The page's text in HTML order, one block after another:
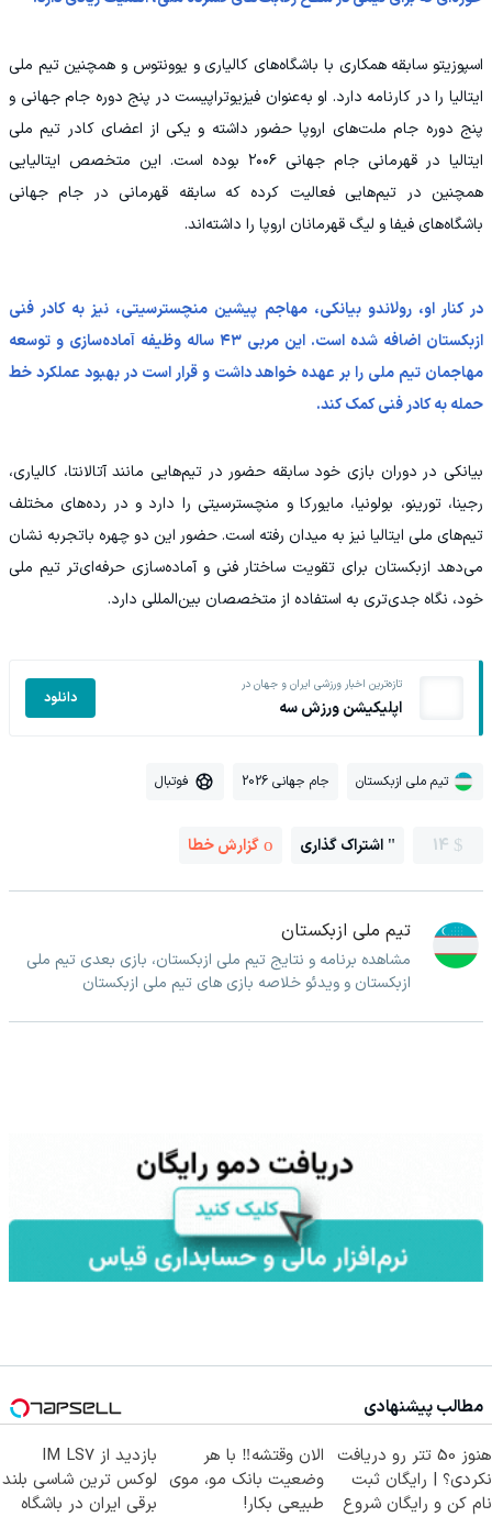
اسپوزیتو سابقه همکاری با باشگاه‌های کالیاری و یوونتوس و همچنین تیم ملی
ایتالیا را در کارنامه دارد. او به‌عنوان فیزیوتراپیست در پنج دوره جام جهانی و
پنج دوره جام ملت‌های اروپا حضور داشته و یکی از اعضای کادر تیم ملی
ایتالیا در قهرمانی جام جهانی ۲۰۰۶ بوده است. این متخصص ایتالیایی
همچنین در تیم‌هایی فعالیت کرده که سابقه قهرمانی در جام جهانی
باشگاه‌های فیفا و لیگ قهرمانان اروپا را داشته‌اند.
در کنار او، رولاندو بیانکی، مهاجم پیشین منچسترسیتی، نیز به کادر فنی
ازبکستان اضافه شده است. این مربی ۴۳ ساله وظیفه آماده‌سازی و توسعه
مهاجمان تیم ملی را بر عهده خواهد داشت و قرار است در بهبود عملکرد خط
حمله به کادر فنی کمک کند.
بیانکی در دوران بازی خود سابقه حضور در تیم‌هایی مانند آتالانتا، کالیاری،
رجینا، تورینو، بولونیا، مایورکا و منچسترسیتی را دارد و در رده‌های مختلف
تیم‌های ملی ایتالیا نیز به میدان رفته است. حضور این دو چهره باتجربه نشان
می‌دهد ازبکستان برای تقویت ساختار فنی و آماده‌سازی حرفه‌ای‌تر تیم ملی
خود، نگاه جدی‌تری به استفاده از متخصصان بین‌المللی دارد.
تازه‌ترین اخبار ورزشی ایران و جهان در
اپلیکیشن ورزش سه دانلود
تیم ملی ازبکستان جام جهانی 2026 فوتبال
14 اشتراک گذاری گزارش خطا
تیم ملی ازبکستان
مشاهده برنامه و نتایج تیم ملی ازبکستان، بازی بعدی تیم ملی
ازبکستان و ویدئو خلاصه بازی های تیم ملی ازبکستان
مطالب پیشنهادی
هنوز 50 تتر رو دریافت
نکردی؟ | رایگان ثبت
نام کن و رایگان شروع
الان وقتشه‼️ با هر
وضعیت بانک مو، موی
طبیعی بکار!
بازدید از IM LS7
لوکس ترین شاسی بلند
برقی ایران در باشگاه